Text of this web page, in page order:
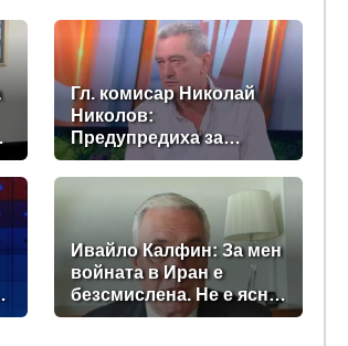
Гл. комисар Николай
Николов:
Предупредиха за
опасно повишение на
температурите, а в
момента сме в
сърцевината на най-
опасното време
Ивайло Калфин: За мен
войната в Иран е
безсмислена. Не е ясно
как се очаква да